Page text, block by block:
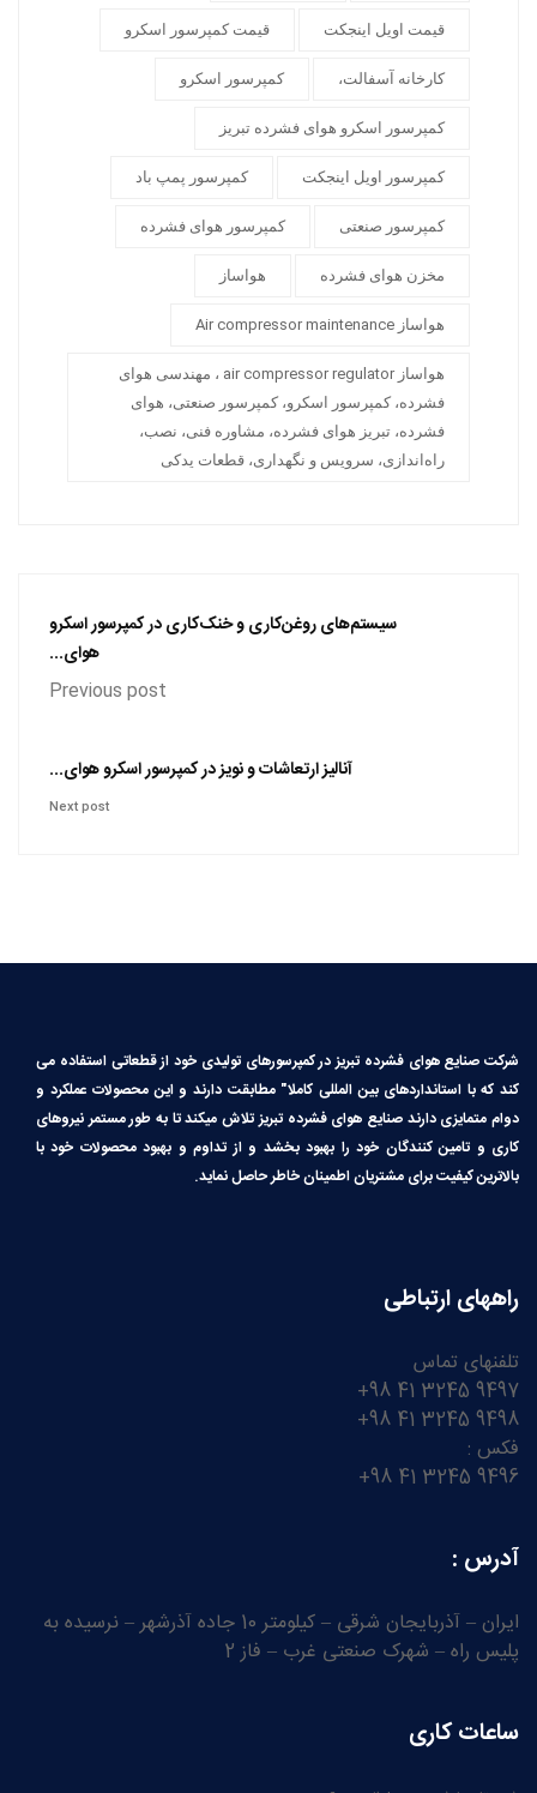
قیمت اویل اینجکت قیمت کمپرسور اسکرو
کارخانه آسفالت، کمپرسور اسکرو
کمپرسور اسکرو هوای فشرده تبریز
کمپرسور اویل اینجکت کمپرسور پمپ باد
کمپرسور صنعتی کمپرسور هوای فشرده
مخزن هوای فشرده هواساز
هواساز Air compressor maintenance
هواساز air compressor regulator ، مهندسی هوای
فشرده، کمپرسور اسکرو، کمپرسور صنعتی، هوای
فشرده، تبریز هوای فشرده، مشاوره فنی، نصب،
راه‌اندازی، سرویس و نگهداری، قطعات یدکی
سیستم‌های روغن‌کاری و خنک‌کاری در کمپرسور اسکرو
هوای...
Previous post
آنالیز ارتعاشات و نویز در کمپرسور اسکرو هوای...
Next post
شرکت صنایع هوای فشرده تبریز در کمپرسورهای تولیدی خود از قطعاتی استفاده می
کند که با استانداردهای بین المللی کاملا″ مطابقت دارند و این محصولات عملکرد و
دوام متمایزی دارند صنایع هوای فشرده تبریز تلاش میکند تا به طور مستمر نیروهای
کاری و تامین کنندگان خود را بهبود بخشد و از تداوم و بهبود محصولات خود با
بالاترین کیفیت برای مشتریان اطمینان خاطر حاصل نماید.
راههای ارتباطی
تلفنهای تماس
9497 3245 41 98+
9498 3245 41 98+
فکس :
9496 3245 41 98+
آدرس :
ایران – آذربایجان شرقی – کیلومتر 10 جاده آذرشهر – نرسیده به
پلیس راه – شهرک صنعتی غرب – فاز 2
ساعات کاری